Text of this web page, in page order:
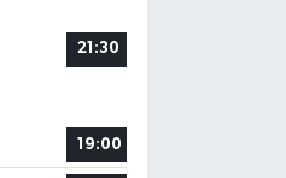
21:30
19:00